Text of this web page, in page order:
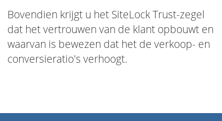
Bovendien krijgt u het SiteLock Trust-zegel
dat het vertrouwen van de klant opbouwt en
waarvan is bewezen dat het de verkoop- en
conversieratio's verhoogt.